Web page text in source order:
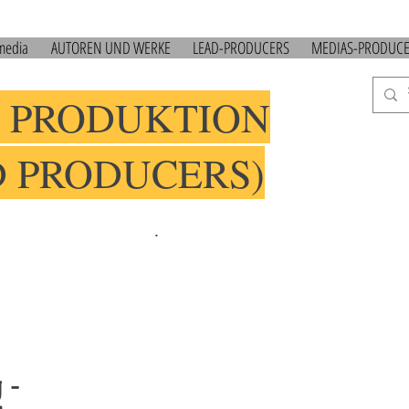
AUTOREN UND WERKE LEAD-PRODUCERS MEDIAS-
.
-